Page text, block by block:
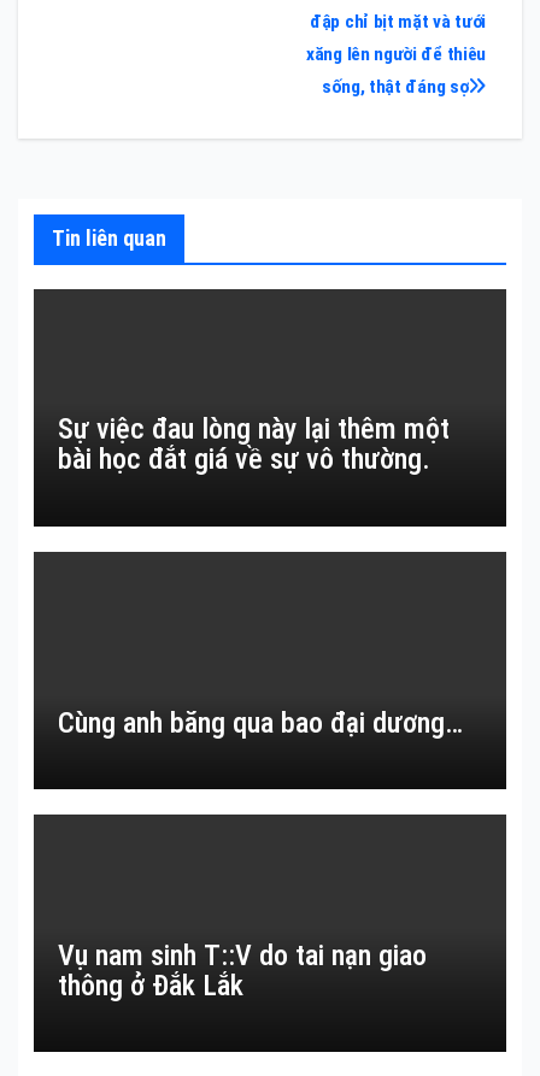
đập chỉ bịt mặt và tưới
xăng lên người để thiêu
sống, thật đáng sợ
Tin liên quan
Sự việc đau lòng này lại thêm một
bài học đắt giá về sự vô thường.
Cùng anh băng qua bao đại dương…
Vụ nam sinh T::V do tai nạn giao
thông ở Đắk Lắk